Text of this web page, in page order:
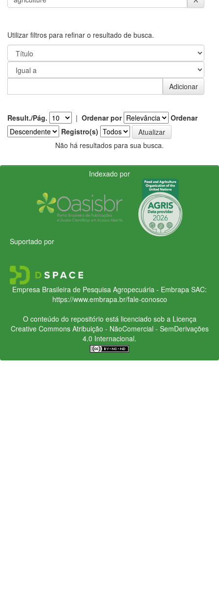
Utilizar filtros para refinar o resultado de busca.
Result./Pág. | Ordenar por
Ordenar
Registro(s)
Não há resultados para sua busca.
Indexado por
Suportado por
Empresa Brasileira de Pesquisa Agropecuária - Embrapa SAC:
https://www.embrapa.br/fale-conosco
O conteúdo do repositório está licenciado sob a Licença
Creative CommonsAtribuição - NãoComercial - SemDerivações
4.0 Internacional.